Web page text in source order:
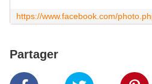
Partager